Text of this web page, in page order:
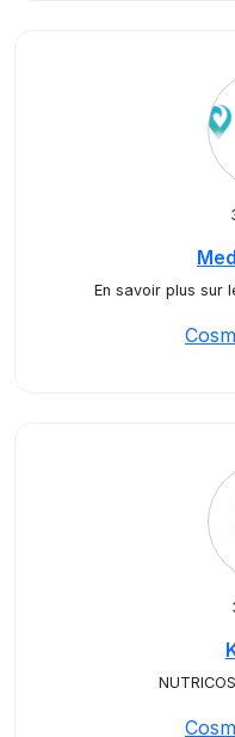
En savoir plus sur